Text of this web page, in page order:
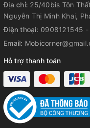
Địa chỉ: 25/40bis Tôn
Nguyễn Thị Minh Khai,
Điện thoại: 0908121545
Email:
Hỗ trợ thanh toán